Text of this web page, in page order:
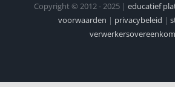
Copyright © 2012 - 2025 | educatief
voorwaarden | privacybeleid |